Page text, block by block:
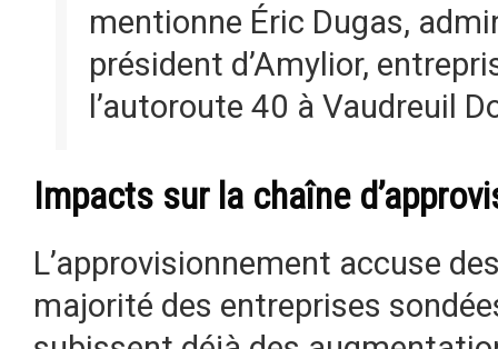
mentionne Éric Dugas,
président d’Amylior,
l’autoroute 40 à Vaudreuil
Impacts sur la chaîne
L’approvisionnement accuse
majorité des entreprises